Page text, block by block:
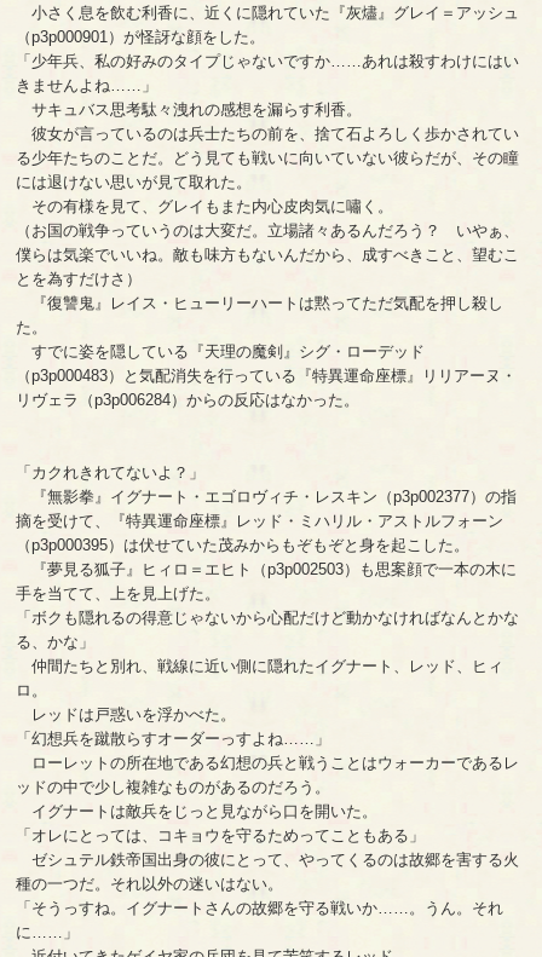
小さく息を飲む利香に、近くに隠れていた『灰燼』グレイ＝アッシュ
（p3p000901）が怪訝な顔をした。
「少年兵、私の好みのタイプじゃないですか……あれは殺すわけにはい
きませんよね……」
サキュバス思考駄々洩れの感想を漏らす利香。
彼女が言っているのは兵士たちの前を、捨て石よろしく歩かされてい
る少年たちのことだ。どう見ても戦いに向いていない彼らだが、その瞳
には退けない思いが見て取れた。
その有様を見て、グレイもまた内心皮肉気に嘯く。
（お国の戦争っていうのは大変だ。立場諸々あるんだろう？ いやぁ、
僕らは気楽でいいね。敵も味方もないんだから、成すべきこと、望むこ
とを為すだけさ）
『復讐鬼』レイス・ヒューリーハートは黙ってただ気配を押し殺し
た。
すでに姿を隠している『天理の魔剣』シグ・ローデッド
（p3p000483）と気配消失を行っている『特異運命座標』リリアーヌ・
リヴェラ（p3p006284）からの反応はなかった。
「カクれきれてないよ？」
『無影拳』イグナート・エゴロヴィチ・レスキン（p3p002377）の指
摘を受けて、『特異運命座標』レッド・ミハリル・アストルフォーン
（p3p000395）は伏せていた茂みからもぞもぞと身を起こした。
『夢見る狐子』ヒィロ＝エヒト（p3p002503）も思案顔で一本の木に
手を当てて、上を見上げた。
「ボクも隠れるの得意じゃないから心配だけど動かなければなんとかな
る、かな」
仲間たちと別れ、戦線に近い側に隠れたイグナート、レッド、ヒィ
ロ。
レッドは戸惑いを浮かべた。
「幻想兵を蹴散らすオーダーっすよね……」
ローレットの所在地である幻想の兵と戦うことはウォーカーであるレ
ッドの中で少し複雑なものがあるのだろう。
イグナートは敵兵をじっと見ながら口を開いた。
「オレにとっては、コキョウを守るためってこともある」
ゼシュテル鉄帝国出身の彼にとって、やってくるのは故郷を害する火
種の一つだ。それ以外の迷いはない。
「そうっすね。イグナートさんの故郷を守る戦いか……。うん。それ
に……」